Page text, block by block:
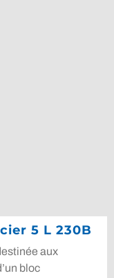
5 L 230B
aux
bloc